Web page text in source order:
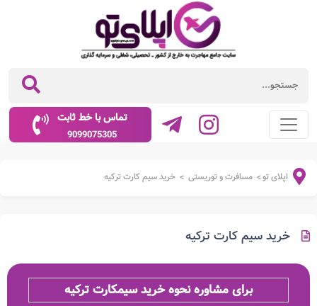
تماس با خط ثابت
9099075305
اپلای تو> مسافرت و توریستی > خرید سیم کارت ترکیه
خرید سیم کارت ترکیه
برای مشاوره نحوه خرید سیمکارت ترکیه